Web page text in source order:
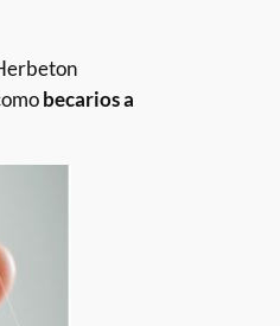
becarios a